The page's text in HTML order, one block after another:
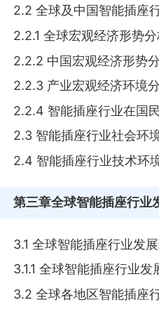
2.2 全球及中国智能插座
2.2.1 全球宏观经济形势
2.2.2 中国宏观经济形势
2.2.3 产业宏观经济环境
2.2.4 智能插座行业在国
2.3 智能插座行业社会环
2.4 智能插座行业技术环
第三章全球智能插座行业
3.1 全球智能插座行业发
3.1.1 全球智能插座行业发
3.2 全球各地区智能插座